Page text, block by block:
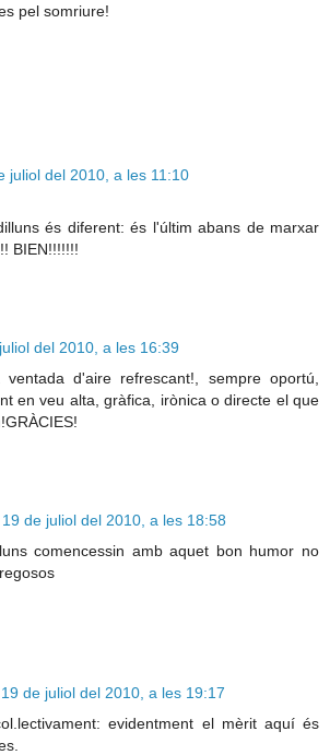
pel somriure!
juliol del 2010, a les 11:10
és diferent: és l'últim abans de marxar
BIEN!!!!!!!
del 2010, a les 16:39
d'aire refrescant!, sempre oportú,
en veu alta, gràfica, irònica o directe el que
19 de juliol del 2010, a les 18:58
comencessin amb aquet bon humor no
19 de juliol del 2010, a les 19:17
evidentment el mèrit aquí és